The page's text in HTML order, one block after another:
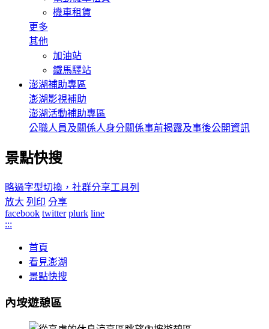
機車租賃
更多
其他
加油站
鐵馬驛站
澎湖補助專區
澎湖影視補助
澎湖活動補助專區
公職人員及關係人身分關係事前揭露及事後公開資訊
景點快搜
略過字型切換，社群分享工具列
放大 列印 分享
facebook twitter plurk line
:::
首頁
看見澎湖
景點快搜
內垵遊憩區